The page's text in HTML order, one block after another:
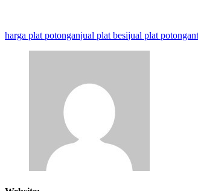
harga plat potonganjual plat besijual plat potongan